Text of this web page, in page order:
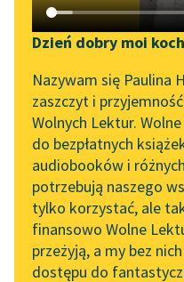
Katalog DAISY
Podkasty o książkach
Aktualności
„Prokurator Alicja Horn”
do słuchania
Byliśmy częścią AI Impact
Lab
Zapraszamy na spotkanie
online z tłumaczkami
literatury skandynawskiej
Dzień dobry moi
Nazywam się Paulina
zaszczyt i
Wolnych Lektur.
do bezpłatnych
audiobooków i
potrzebują naszego
tylko korzystać, ale
finansowo Wolne
przeżyją, a my bez
dostępu do
Sortuj:
artykuły naukowe